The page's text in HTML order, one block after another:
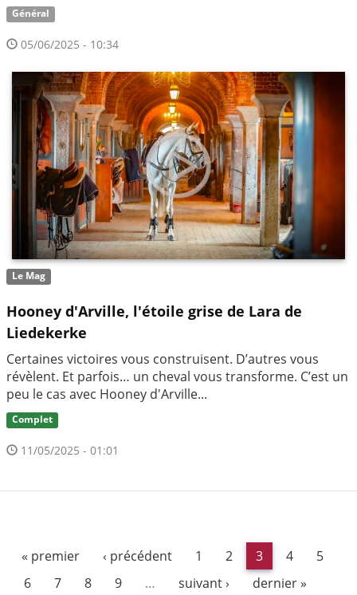
Général
05/06/2025 - 10:34
Le Mag
Hooney d'Arville, l'étoile grise de Lara de
Liedekerke
Certaines victoires vous construisent. D’autres vous
révèlent. Et parfois… un cheval vous transforme. C’est un
peu le cas avec Hooney d'Arville...
Complet
11/05/2025 - 01:01
« premier ‹ précédent 1 2 3 4
5
6
7 8 9 … suivant › dernier »